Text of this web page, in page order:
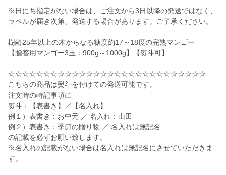
※日にち指定がない場合は、ご注文から3日以降の発送ではなく、
ラベルが届き次第、発送する場合があります。ご了承ください。
樹齢25年以上の木からなる糖度約17～18度の完熟マンゴー
【贈答用マンゴー3玉：900g～1000g】【熨斗可】
☆☆☆☆☆☆☆☆☆☆☆☆☆☆☆☆☆☆☆☆☆☆☆☆☆☆☆☆
こちらの商品は熨斗を付けての発送可能です。
注文時の特記事項に
熨斗：【表書き】／【名入れ】
例１）表書き：お中元 ／ 名入れ：山田
例２）表書き：季節の贈り物 ／ 名入れは無記名
の記載を必ずお願い致します。
※名入れの記載がない場合は名入れは無記名にさせていただきま
す。